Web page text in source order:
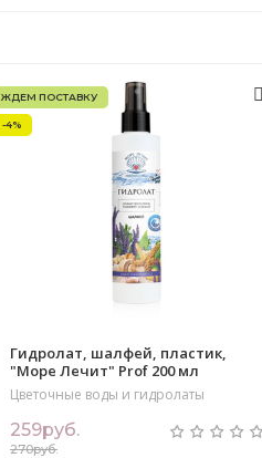
ЖДЕМ ПОСТАВКУ
-4%
Гидролат, шалфей, пластик,
"Море Лечит" Prof 200 мл
Цветочные воды и гидролаты
259руб.
270руб.